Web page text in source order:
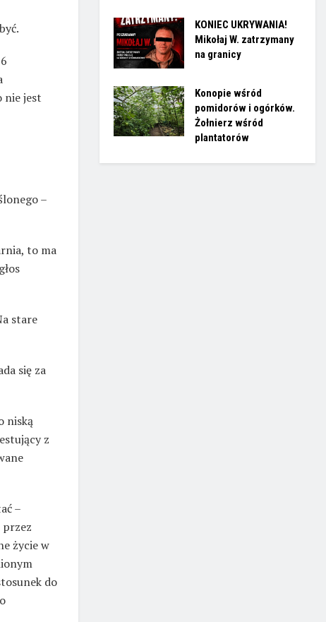
nie jest
–
to ma
stare
się za
niską
z
–
przez
życie w
do
KONIEC UKRYWANIA!
Mikołaj W. zatrzymany
na granicy
Konopie wśród
pomidorów i ogórków.
Żołnierz wśród
plantatorów